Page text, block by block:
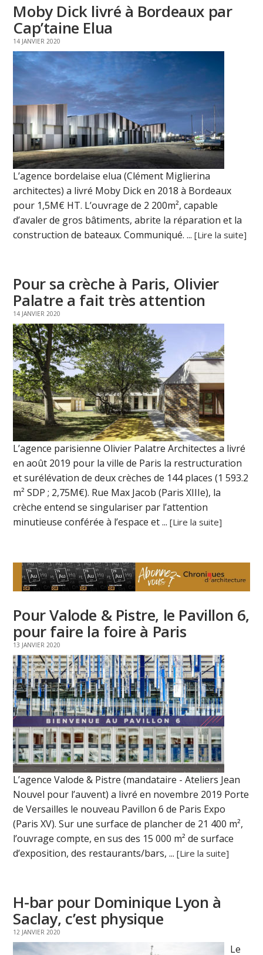
Moby Dick livré à Bordeaux par
Cap’taine Elua
14 JANVIER 2020
L’agence bordelaise elua (Clément Miglierina
architectes) a livré Moby Dick en 2018 à Bordeaux
pour 1,5M€ HT. L’ouvrage de 2 200m², capable
d’avaler de gros bâtiments, abrite la réparation et la
construction de bateaux. Communiqué. ...[Lire la suite]
Pour sa crèche à Paris, Olivier
Palatre a fait très attention
14 JANVIER 2020
L’agence parisienne Olivier Palatre Architectes a livré
en août 2019 pour la ville de Paris la restructuration
et surélévation de deux crèches de 144 places (1 593.2
m² SDP ; 2,75M€). Rue Max Jacob (Paris XIIIe), la
crèche entend se singulariser par l’attention
minutieuse conférée à l’espace et ...[Lire la suite]
Pour Valode & Pistre, le Pavillon 6,
pour faire la foire à Paris
13 JANVIER 2020
L’agence Valode & Pistre (mandataire - Ateliers Jean
Nouvel pour l’auvent) a livré en novembre 2019 Porte
de Versailles le nouveau Pavillon 6 de Paris Expo
(Paris XV). Sur une surface de plancher de 21 400 m²,
l’ouvrage compte, en sus des 15 000 m² de surface
d’exposition, des restaurants/bars, ...[Lire la suite]
H-bar pour Dominique Lyon à
Saclay, c’est physique
12 JANVIER 2020
Le